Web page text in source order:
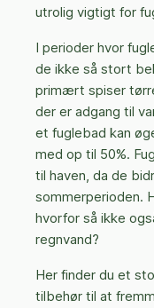
utrolig vigtigt for
I perioder hvor
de ikke så stort
primært spiser
der er adgang til
et fuglebad kan
med op til 50%.
til haven, da de
sommerperioden.
hvorfor så ikke
regnvand?
Her finder du et
tilbehør til at